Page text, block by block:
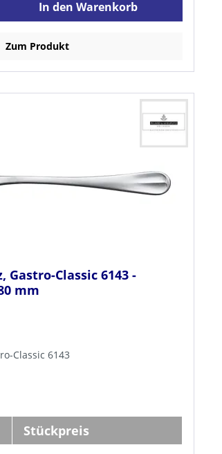
In den Warenkorb
Zum Produkt
Gastro-Classic 6143 -
mm
Classic 6143
Stückpreis